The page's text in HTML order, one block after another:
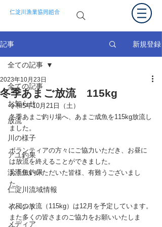
仁淀川漁業協同組合
記事 新規登録
全ての記事
お知らせ
放流
川の様子
アユ釣果
渓流魚釣果
仁淀川流域情報
イベント
メディア
全ての記事
冬季あまご放流 115kg
2023年10月23日
令和5年10月21日（土）
冬季あまご釣り場へ、あまご成魚を115kg放流し
ました。
ボランティアの方々にご協力いただき、お昼に
は放流を終えることができました。
お手伝いいただいた皆様、有難うございまし
た。
次回の放流（115kg）は12月を予定しています。
また多くの皆さまのご協力をお願いいたしま